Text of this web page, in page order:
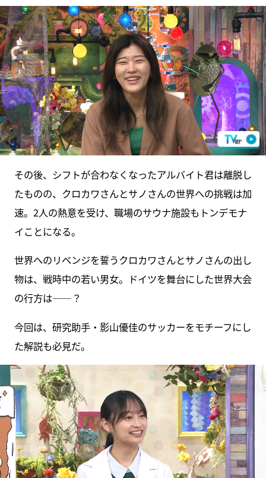
その後、シフトが合わなくなったアルバイト君は離脱し
たものの、クロカワさんとサノさんの世界への挑戦は加
速。2人の熱意を受け、職場のサウナ施設もトンデモナ
イことになる。
世界へのリベンジを誓うクロカワさんとサノさんの出し
物は、戦時中の若い男女。ドイツを舞台にした世界大会
の行方は――？
今回は、研究助手・影山優佳のサッカーをモチーフにし
た解説も必見だ。